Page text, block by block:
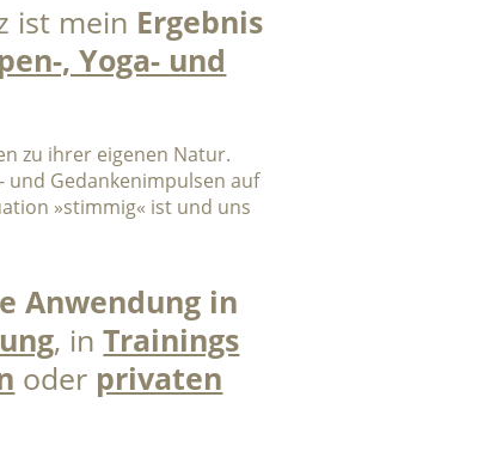
ist mein Ergebnis
, Yoga- und
zu ihrer eigenen Natur.
und Gedankenimpulsen auf
»stimmig« ist und uns
Anwendung in
, inTrainings
oder privaten